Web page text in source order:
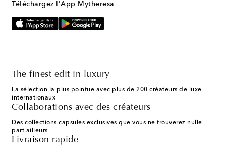
Téléchargez l'App Mytheresa
The finest edit in luxury
La sélection la plus pointue avec plus de 200 créateurs de luxe
internationaux
Collaborations avec des créateurs
Des collections capsules exclusives que vous ne trouverez nulle
part ailleurs
Livraison rapide